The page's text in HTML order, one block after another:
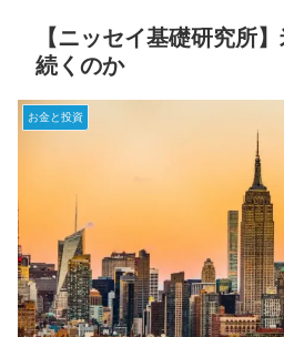
【ニッセイ基礎研究所
続くのか
お金と投資